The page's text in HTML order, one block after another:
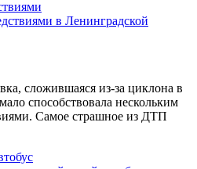
в Ленинградской
сложившаяся из-за циклона в
способствовала нескольким
Самое страшное из ДТП